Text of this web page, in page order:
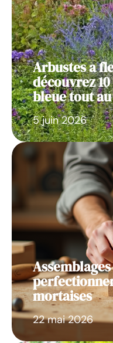
Arbustes a
découvrez
bleue tout au
5 juin 2026
mortaises
22 mai 2026